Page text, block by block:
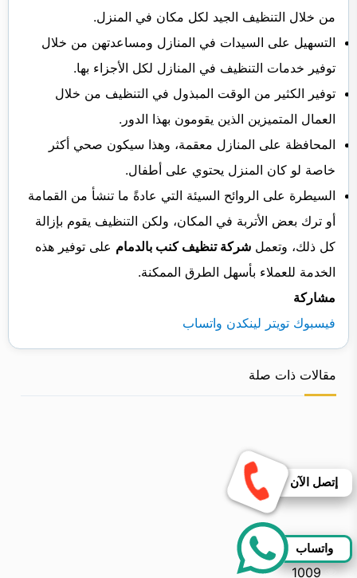
من خلال التنظيف الجيد لكل مكان في المنزل.
التسهيل على السيدات في المنازل ومساعدتهن من خلال
توفير خدمات التنظيف في المنازل لكل الأجزاء بها.
توفير الكثير من الوقت المبذول في التنظيف من خلال
العمال المتميزين الذين يقومون بهذا الدور.
المحافظة على المنازل معقمة، وهذا سيكون صحي أكثر
خاصة لو كان المنزل يحتوي على أطفال.
السيطرة على الروائح السيئة التي عادةً ما تنشأ من القمامة
أو ترك بعض الأتربة في المكان، ولكن التنظيف يقوم بإزالة
كل ذلك، وتعمل شركة تنظيف كنب بالدمام على توفير هذه
الخدمة للعملاء بأسهل الطرق الممكنة.
مشاركة
فيسبوك فيسبوك
تويتر تويتر
لينكدن لينكدن
واتساب
مقالات ذات صلة
1009
إتصل الآن
واتساب